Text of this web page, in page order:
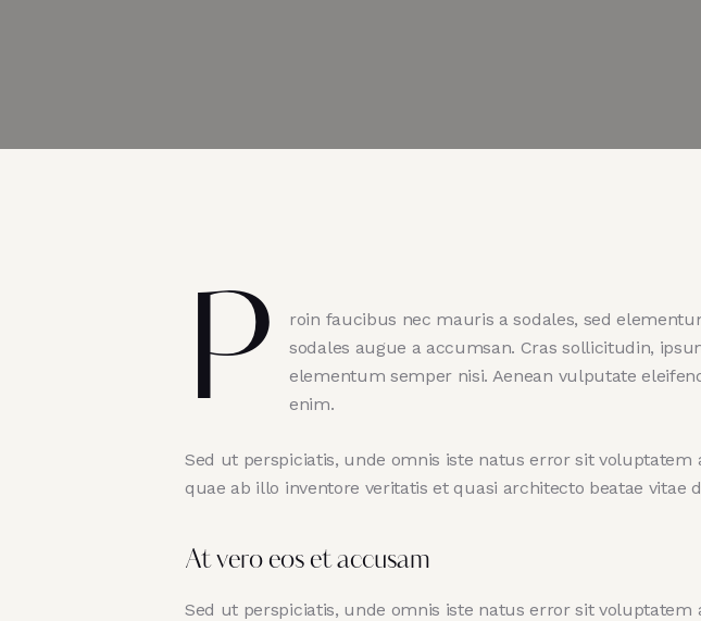
P
roin faucibus nec mauris a sodales, sed
sodales augue a accumsan. Cras sollicitudin,
elementum semper nisi. Aenean vulputate
enim.
Sed ut perspiciatis, unde omnis iste natus error sit
quae ab illo inventore veritatis et quasi architecto beatae vitae
At vero eos et accusam
Sed ut perspiciatis, unde omnis iste natus error sit